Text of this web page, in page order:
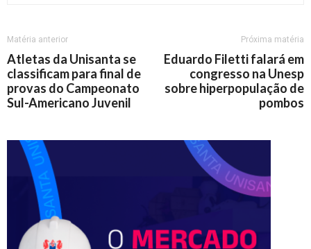
Matéria anterior
Atletas da Unisanta se
classificam para final de
provas do Campeonato
Sul-Americano Juvenil
Próxima matéria
Eduardo Filetti falará em
congresso na Unesp
sobre hiperpopulação de
pombos